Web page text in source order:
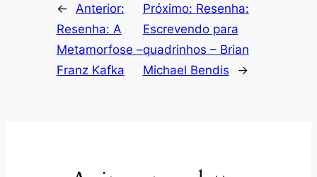
←
Anterior:
Resenha: A
Metamorfose –
Franz Kafka
Próximo: Resenha:
Escrevendo para
quadrinhos – Brian
Michael Bendis
→